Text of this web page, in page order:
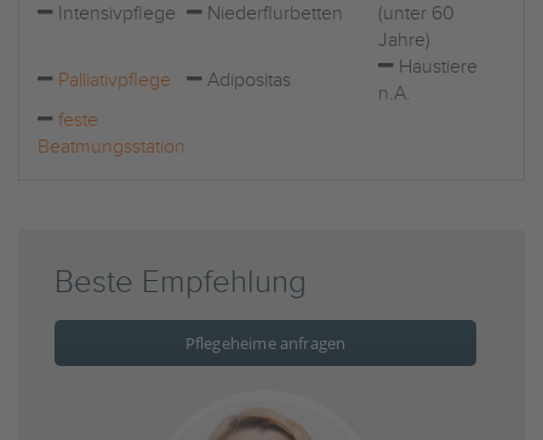
Intensivpflege Niederflurbetten
(unter 60
Jahre)
Palliativpflege
Adipositas
Haustiere
n.A.
feste
Beatmungsstation
Beste Empfehlung
Pflegeheime anfragen